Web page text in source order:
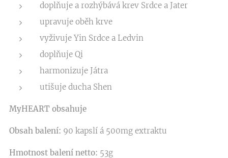
doplňuje a rozhýbává krev Srdce a Jater
upravuje oběh krve
vyživuje Yin Srdce a Ledvin
doplňuje Qi
harmonizuje Játra
utišuje ducha Shen
MyHEART obsahuje
Obsah balení: 90 kapslí á 500mg extraktu
Hmotnost balení netto: 53g